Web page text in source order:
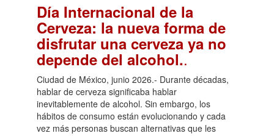
Día Internacional de la
Cerveza: la nueva forma de
disfrutar una cerveza ya no
depende del alcohol..
Ciudad de México, junio 2026.- Durante décadas,
hablar de cerveza significaba hablar
inevitablemente de alcohol. Sin embargo, los
hábitos de consumo están evolucionando y cada
vez más personas buscan alternativas que les